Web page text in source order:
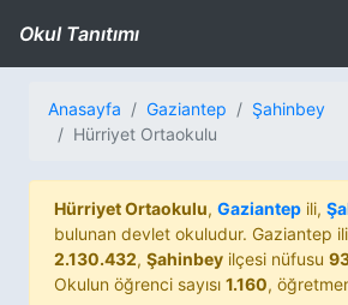
Okul Tanıtımı
Anasayfa Gaziantep
Şahinbey
Hürriyet Ortaokulu
Hürriyet Ortaokulu, Gaziantep ili,
bulunan devlet okuludur. Gaziantep
2.130.432, Şahinbey ilçesi nüfusu
Okulun öğrenci sayısı 1.160,